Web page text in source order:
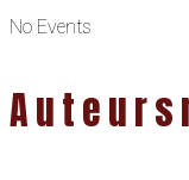
No Events